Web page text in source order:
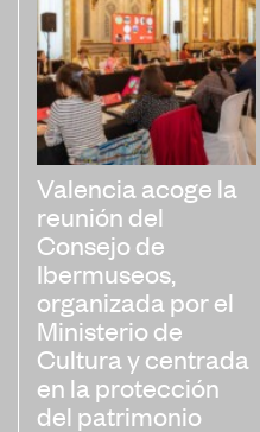
Valencia acoge la
reunión del
Consejo de
Ibermuseos,
organizada por el
Ministerio de
Cultura y centrada
en la protección
del patrimonio